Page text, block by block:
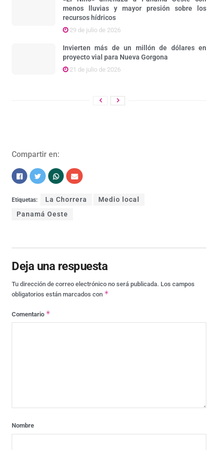
menos lluvias y mayor presión sobre los
recursos hídricos
29 de julio de 2026
Invierten más de un millón de dólares en
proyecto vial para Nueva Gorgona
21 de julio de 2026
Compartir en:
Etiquetas: La Chorrera
Medio local
Panamá Oeste
Deja una respuesta
Tu dirección de correo electrónico no será publicada. Los campos
obligatorios están marcados con *
Comentario *
Nombre